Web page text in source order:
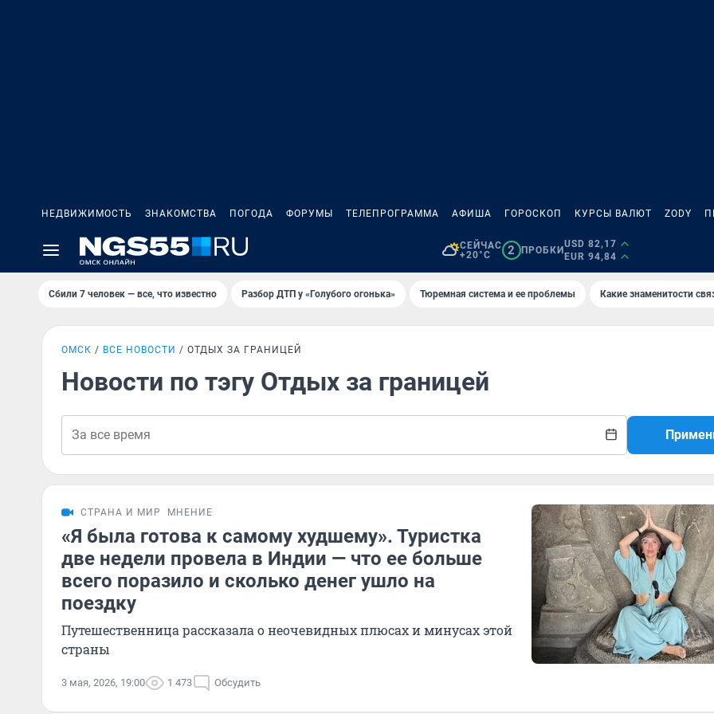
НЕДВИЖИМОСТЬ ЗНАКОМСТВА ПОГОДА ФОРУМЫ ТЕЛЕПРОГРАММА АФИША ГОРОСКОП КУРСЫ ВАЛЮТ ZODY
СЕЙЧАС
+20°C
2 ПРОБКИ
USD 82,17
EUR 94,84
Сбили 7 человек — все, что известно Разбор ДТП у «Голубого огонька» Тюремная система и ее проблемы Какие знаменитости
ОМСК ВСЕ НОВОСТИ ОТДЫХ ЗА ГРАНИЦЕЙ
Новости по тэгу Отдых за границей
СТРАНА И МИР МНЕНИЕ
«Я была готова к самому худшему». Туристка
две недели провела в Индии — что ее больше
всего поразило и сколько денег ушло на
поездку
Путешественница рассказала о неочевидных плюсах и минусах этой
страны
3 мая, 2026, 19:00 1 473 Обсудить